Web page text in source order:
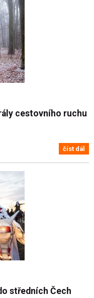
cestovního ruchu
číst dál
středních Čech